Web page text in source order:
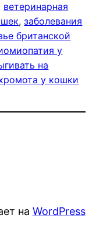
ветеринарная
, заболевания
британской
у
на
у кошки
на WordPress